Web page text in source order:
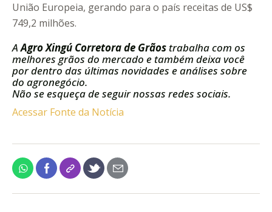
União Europeia, gerando para o país receitas de US$
749,2 milhões.
AAgro Xingú Corretora de Grãos trabalha com os
melhores grãos do mercado e também deixa você
por dentro das últimas novidades e análises sobre
do agronegócio.
Não se esqueça de seguir nossas redes sociais.
Acessar Fonte da Notícia